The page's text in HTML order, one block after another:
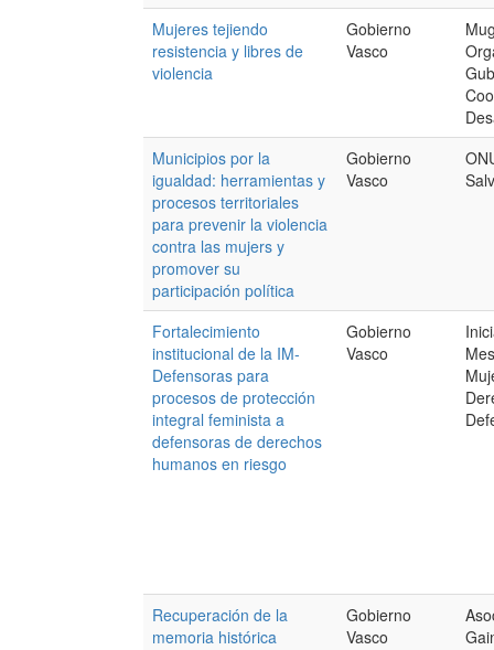
Mujeres tejiendo
resistencia y libres de
violencia
Gobierno
Vasco
Municipios por la
igualdad: herramientas y
procesos territoriales
para prevenir la violencia
contra las mujers y
promover su
participación política
Gobierno
Vasco
Fortalecimiento
institucional de la IM-
Defensoras para
procesos de protección
integral feminista a
defensoras de derechos
humanos en riesgo
Gobierno
Vasco
Recuperación de la
memoria histórica
Gobierno
Vasco